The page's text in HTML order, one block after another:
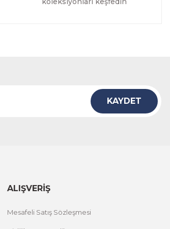
KAYDET
ALIŞVERİŞ
Mesafeli Satış Sözleşmesi